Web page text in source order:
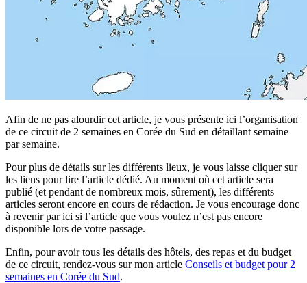
Afin de ne pas alourdir cet article, je vous présente ici l’organisation
de ce circuit de 2 semaines en Corée du Sud en détaillant semaine
par semaine.
Pour plus de détails sur les différents lieux, je vous laisse cliquer sur
les liens pour lire l’article dédié. Au moment où cet article sera
publié (et pendant de nombreux mois, sûrement), les différents
articles seront encore en cours de rédaction. Je vous encourage donc
à revenir par ici si l’article que vous voulez n’est pas encore
disponible lors de votre passage.
Enfin, pour avoir tous les détails des hôtels, des repas et du budget
de ce circuit, rendez-vous sur mon article Conseils et budget pour 2
semaines en Corée du Sud.